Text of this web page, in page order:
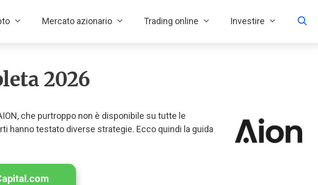
Mercato azionario Trading online Investire
2026
che purtroppo non è disponibile su tutte le
hanno testato diverse strategie. Ecco quindi la guida